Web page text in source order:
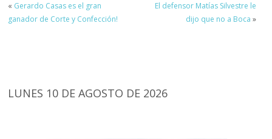
« Gerardo Casas es el gran
ganador de Corte y Confección!
El defensor Matías Silvestre le
dijo que no a Boca »
LUNES 10 DE AGOSTO DE 2026